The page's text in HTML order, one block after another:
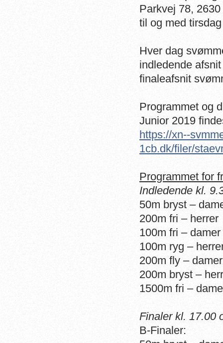
Parkvej 78,
til og med
Hver dag
indledende
finaleafsnit
Programmet og
Junior 2019
https://xn--
1cb.dk/filer/
Programmet for
Indledende kl.
50m bryst –
200m fri – herrer
100m fri – damer
100m ryg –
200m fly – damer
200m bryst –
1500m fri –
Finaler kl. 17.00
B-Finaler: